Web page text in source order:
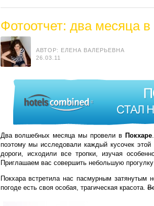
Фотоотчет: два месяца
АВТОР: ЕЛЕНА ВАЛЕРЬЕВНА
26.03.11
Два волшебных месяца мы провели в Покхаре
поэтому мы исследовали каждый кусочек
дороги, исходили все тропки, изучая
Приглашаем вас совершить небольшую
Покхара встретила нас пасмурным
погоде есть своя особая, трагическая красота.